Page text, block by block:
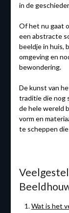
in de
Of het nu gaat
een abstracte
beeldje in huis,
omgeving en
bewondering.
De kunst van
traditie die nog
de hele wereld
vorm en
te scheppen
Wat is het